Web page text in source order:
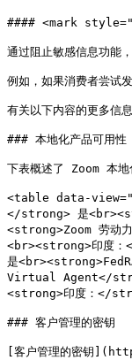
#### <mark
通过阻止敏感信息功能
例如，如果消费者尝试
有关以下内容的更多
### 本地化产品可用性
下表概述了 Zoom 本地
<table data-
</strong> 是
<strong>Zoom 劳动
<br><strong>印度
是
Virtual Agent</
<strong>印度：</
### 客户管理的密钥
[客户管理的密钥